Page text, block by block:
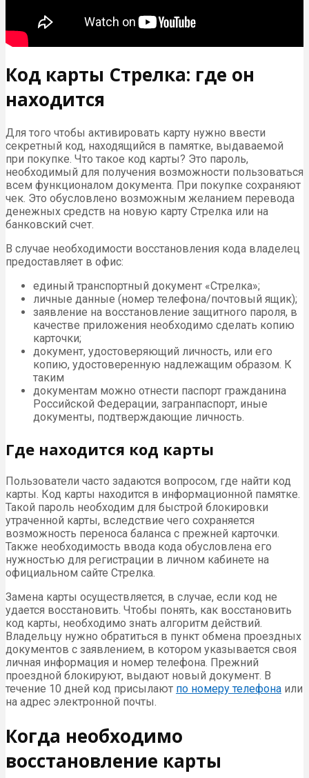
Код карты Стрелка: где он
находится
Для того чтобы активировать карту нужно ввести
секретный код, находящийся в памятке, выдаваемой
при покупке. Что такое код карты? Это пароль,
необходимый для получения возможности пользоваться
всем функционалом документа. При покупке сохраняют
чек. Это обусловлено возможным желанием перевода
денежных средств на новую карту Стрелка или на
банковский счет.
В случае необходимости восстановления кода владелец
предоставляет в офис:
единый транспортный документ «Стрелка»;
личные данные (номер телефона/почтовый ящик);
заявление на восстановление защитного пароля, в
качестве приложения необходимо сделать копию
карточки;
документ, удостоверяющий личность, или его
копию, удостоверенную надлежащим образом. К
таким
документам можно отнести паспорт гражданина
Российской Федерации, загранпаспорт, иные
документы, подтверждающие личность.
Где находится код карты
Пользователи часто задаются вопросом, где найти код
карты. Код карты находится в информационной памятке.
Такой пароль необходим для быстрой блокировки
утраченной карты, вследствие чего сохраняется
возможность переноса баланса с прежней карточки.
Также необходимость ввода кода обусловлена его
нужностью для регистрации в личном кабинете на
официальном сайте Стрелка.
Замена карты осуществляется, в случае, если код не
удается восстановить. Чтобы понять, как восстановить
код карты, необходимо знать алгоритм действий.
Владельцу нужно обратиться в пункт обмена проездных
документов с заявлением, в котором указывается своя
личная информация и номер телефона. Прежний
проездной блокируют, выдают новый документ. В
течение 10 дней код присылают по номеру телефона или
на адрес электронной почты.
Когда необходимо
восстановление карты